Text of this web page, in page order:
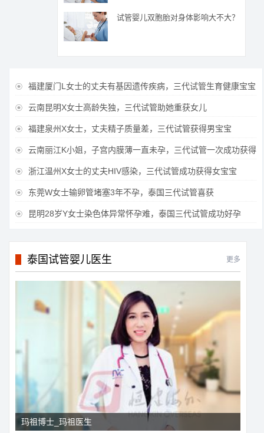
试管婴儿双胞胎对身体影响大不大？
 福建厦门L女士的丈夫有基因遗传疾病，三代试管生育健康宝宝
 云南昆明X女士高龄失独，三代试管助她重获女儿
 福建泉州X女士，丈夫精子质量差，三代试管获得男宝宝
 云南丽江K小姐，子宫内膜薄一直未孕，三代试管一次成功获得
 浙江温州X女士的丈夫HIV感染，三代试管成功获得女宝宝
 东莞W女士输卵管堵塞3年不孕，泰国三代试管喜获
 昆明28岁Y女士染色体异常怀孕难，泰国三代试管成功好孕
泰国试管婴儿医生 更多
玛祖博士_玛祖医生